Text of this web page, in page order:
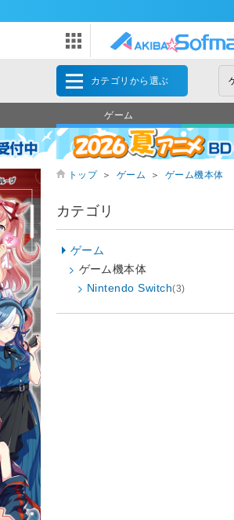
カテゴリから選ぶ
ゲーム
トップ ＞ ゲーム ＞ ゲーム機本体
カテゴリ
ゲーム
ゲーム機本体
Nintendo Switch(3)